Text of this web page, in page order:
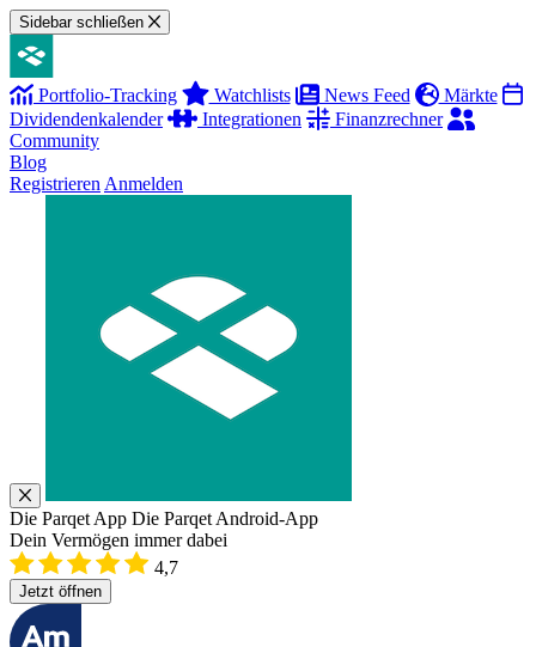
Sidebar schließen
Portfolio-Tracking Watchlists News Feed
Märkte
Dividendenkalender
Integrationen
Finanzrechner
Community
Blog
Registrieren Anmelden
Die Parqet App Die Parqet Android-App
Dein Vermögen immer dabei
4,7
Jetzt öffnen